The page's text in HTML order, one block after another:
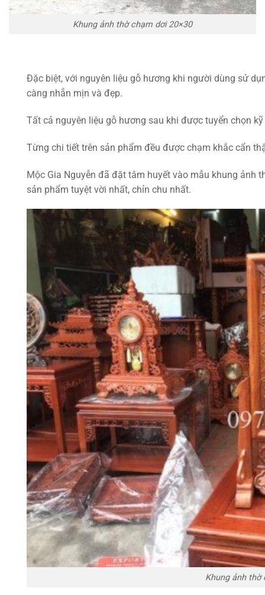
Khung ảnh thờ chạm dơi 20×30
Đặc biệt, với nguyên liệu gỗ hương khi người dùng sử
càng nhẵn mịn và đẹp.
Tất cả nguyên liệu gỗ hương sau khi được tuyển chọn
Từng chi tiết trên sản phẩm đều được chạm khắc cẩn
Mộc Gia Nguyễn đã đặt tâm huyết vào mẫu khung ảnh
sản phẩm tuyệt vời nhất, chỉn chu nhất.
Khung ảnh thờ